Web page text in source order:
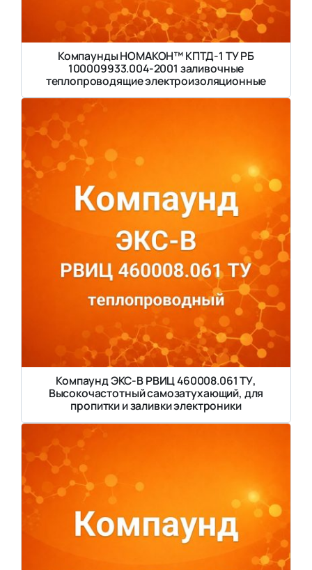
Компаунды НОМАКОН™ КПТД-1 ТУ РБ
100009933.004-2001 заливочные
теплопроводящие электроизоляционные
Компаунд ЭКС-В РВИЦ 460008.061 ТУ,
Высокочастотный самозатухающий, для
пропитки и заливки электроники